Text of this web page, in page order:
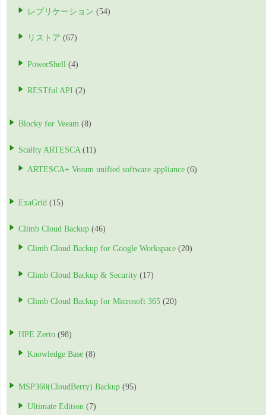
レプリケーション (54)
リストア (67)
PowerShell (4)
RESTful API (2)
Blocky for Veeam (8)
Scality ARTESCA (11)
ARTESCA+ Veeam unified software appliance (6)
ExaGrid (15)
Climb Cloud Backup (46)
Climb Cloud Backup for Google Workspace (20)
Climb Cloud Backup & Security (17)
Climb Cloud Backup for Microsoft 365 (20)
HPE Zerto (98)
Knowledge Base (8)
MSP360(CloudBerry) Backup (95)
Ultimate Edition (7)